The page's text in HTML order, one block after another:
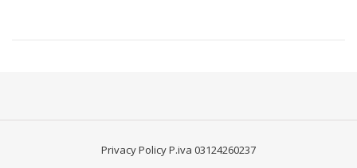
Privacy PolicyP.iva 03124260237